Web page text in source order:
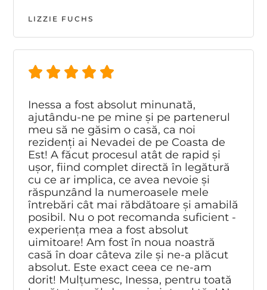
LIZZIE FUCHS
Inessa a fost absolut minunată,
ajutându-ne pe mine și pe partenerul
meu să ne găsim o casă, ca noi
rezidenți ai Nevadei de pe Coasta de
Est! A făcut procesul atât de rapid și
ușor, fiind complet directă în legătură
cu ce ar implica, ce avea nevoie și
răspunzând la numeroasele mele
întrebări cât mai răbdătoare și amabilă
posibil. Nu o pot recomanda suficient -
experiența mea a fost absolut
uimitoare! Am fost în noua noastră
casă în doar câteva zile și ne-a plăcut
absolut. Este exact ceea ce ne-am
dorit! Mulțumesc, Inessa, pentru toată